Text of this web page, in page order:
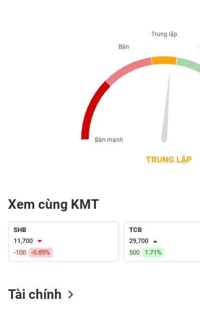
TRUNG LẬP
Trung lập
Bán
Bán mạnh
Xem cùng KMT
SHB
11,700
-100
-0.85%
TCB
29,700
500
1.71%
Tài chính
(-)
VS-
SECTOR